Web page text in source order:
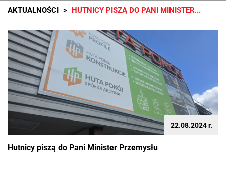
AKTUALNOŚCI HUTNICY PISZĄ DO PANI MINISTER...
22.08.2024 r.
Hutnicy piszą do Pani Minister Przemysłu